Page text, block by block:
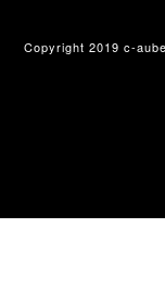
Copyright 2019 c-